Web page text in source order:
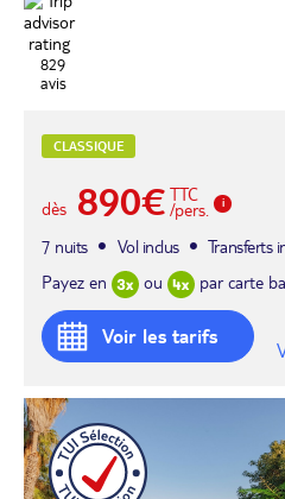
829
avis
CLASSIQUE
dès 890€ TTC
/pers.
7 nuits
Vol inclus Transferts
Payez en
ou par carte
Voir les tarifs